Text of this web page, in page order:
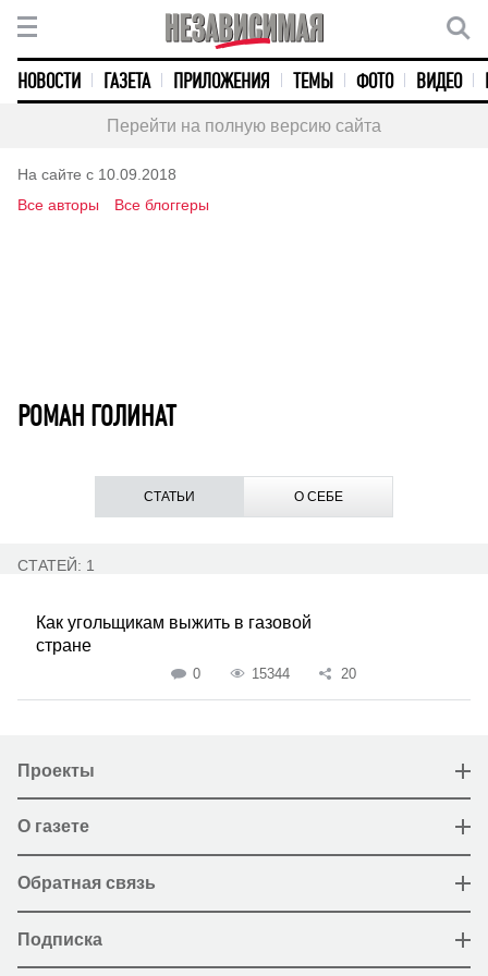
НОВОСТИ ГАЗЕТА ПРИЛОЖЕНИЯ ТЕМЫ ФОТО ВИДЕО
Перейти на полную версию сайта
На сайте с 10.09.2018
Все авторы
Все блоггеры
РОМАН ГОЛИНАТ
СТАТЬИ О СЕБЕ
СТАТЕЙ: 1
Как угольщикам выжить в газовой
стране
0 15344 20
Проекты
О газете
Обратная связь
Подписка